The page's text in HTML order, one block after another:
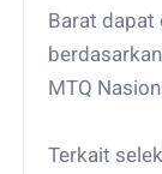
Barat dapat
MTQ
Terkait